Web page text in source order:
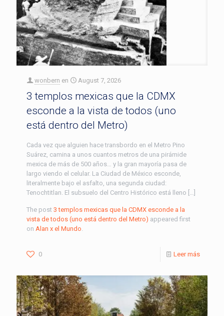
wonbern en August 7, 2026
3 templos mexicas que la CDMX
esconde a la vista de todos (uno
está dentro del Metro)
Cada vez que alguien hace transbordo en el Metro Pino
Suárez, camina a unos cuantos metros de una pirámide
mexica de más de 500 años… y la gran mayoría pasa de
largo viendo el celular. La Ciudad de México esconde,
literalmente bajo el asfalto, una segunda ciudad:
Tenochtitlan. El subsuelo del Centro Histórico está lleno […]
The post 3 templos mexicas que la CDMX esconde a la
vista de todos (uno está dentro del Metro) appeared first
on Alan x el Mundo.
0 Leer más